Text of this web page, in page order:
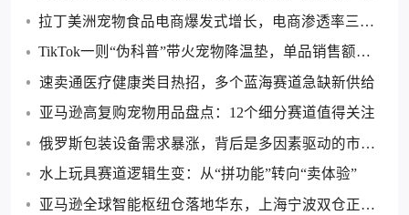
月底将下架
拉丁美洲宠物食品电商爆发式增长，电商渗透率三年
跃升超60%
TikTok一则“伪科普”带火宠物降温垫，单品销售额超2
60万元
速卖通医疗健康类目热招，多个蓝海赛道急缺新供给
亚马逊高复购宠物用品盘点：12个细分赛道值得关注
俄罗斯包装设备需求暴涨，背后是多因素驱动的市场
重构
水上玩具赛道逻辑生变：从“拼功能”转向“卖体验”
亚马逊全球智能枢纽仓落地华东，上海宁波双仓正式